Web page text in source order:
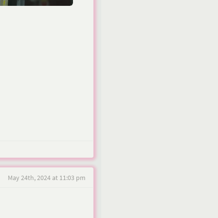
May 24th, 2024 at 11:03 pm